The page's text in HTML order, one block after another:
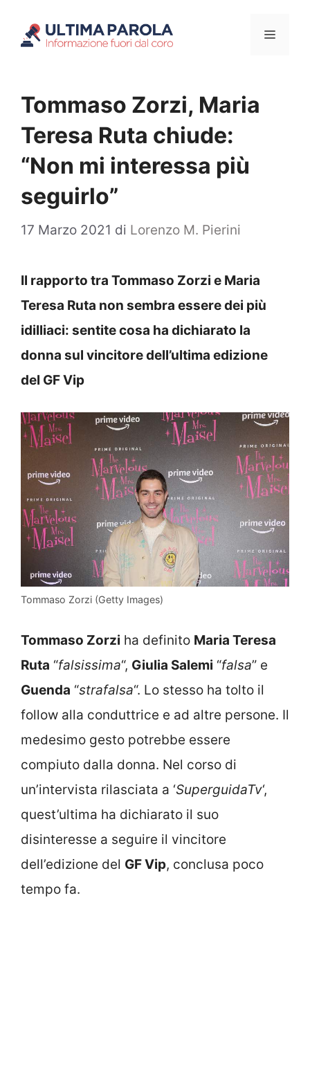
Menu
Tommaso Zorzi, Maria
Teresa Ruta chiude:
“Non mi interessa più
seguirlo”
17 Marzo 2021 di Lorenzo M. Pierini
Il rapporto tra Tommaso Zorzi e Maria
Teresa Ruta non sembra essere dei più
idilliaci: sentite cosa ha dichiarato la
donna sul vincitore dell’ultima edizione
del GF Vip
Tommaso Zorzi (Getty Images)
Tommaso Zorzi ha definito Maria Teresa
Ruta “falsissima“, Giulia Salemi “falsa” e
Guenda “strafalsa“. Lo stesso ha tolto il
follow alla conduttrice e ad altre persone. Il
medesimo gesto potrebbe essere
compiuto dalla donna. Nel corso di
un’intervista rilasciata a ‘SuperguidaTv‘,
quest’ultima ha dichiarato il suo
disinteresse a seguire il vincitore
dell’edizione del GF Vip, conclusa poco
tempo fa.